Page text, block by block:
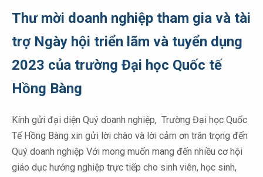
Thư mời doanh nghiệp tham gia và tài
trợ Ngày hội triển lãm và tuyển dụng
2023 của trường Đại học Quốc tế
Hồng Bàng
Kính gửi đại diện Quý doanh nghiệp, Trường Đại học Quốc
Tế Hồng Bàng xin gửi lời chào và lời cảm ơn trân trọng đến
Quý doanh nghiệp Với mong muốn mang đến nhiều cơ hội
giáo dục hướng nghiệp trực tiếp cho sinh viên, học sinh,